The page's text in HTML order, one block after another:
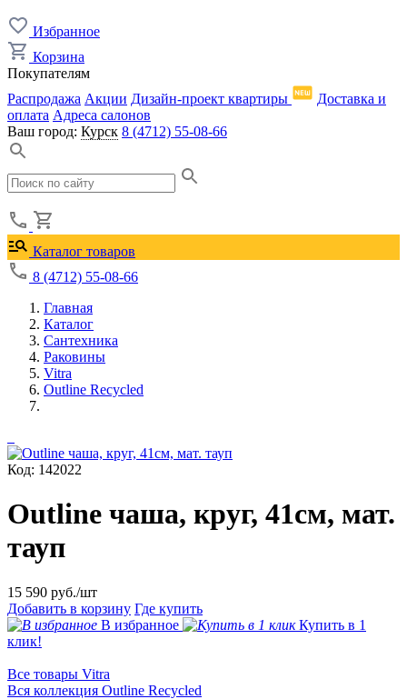
Избранное
Корзина
Покупателям
Распродажа Акции Дизайн-проект квартиры
Доставка и
оплата Адреса салонов
Ваш город: Курск 8 (4712) 55-08-66
Каталог товаров
8 (4712) 55-08-66
Главная
Каталог
Сантехника
Раковины
Vitra
Outline Recycled
Код: 142022
Outline чаша, круг, 41cм, мат.
тауп
15 590 руб./шт
Добавить в корзину Где купить
В избранное
Купить в 1
клик!
Все товары Vitra
Вся коллекция Outline Recycled